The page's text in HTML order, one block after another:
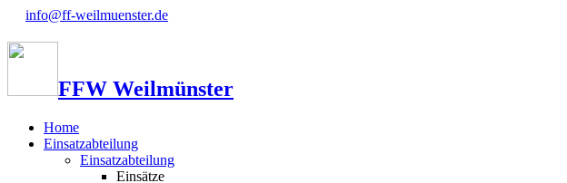
info@ff-weilmuenster.de
FFW Weilmünster
Home
Einsatzabteilung
Einsatzabteilung
Einsätze